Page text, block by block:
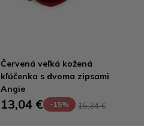
Červená veľká kožená
kľúčenka s dvoma zipsami
Angie
13,04 € -15% 15,34 €